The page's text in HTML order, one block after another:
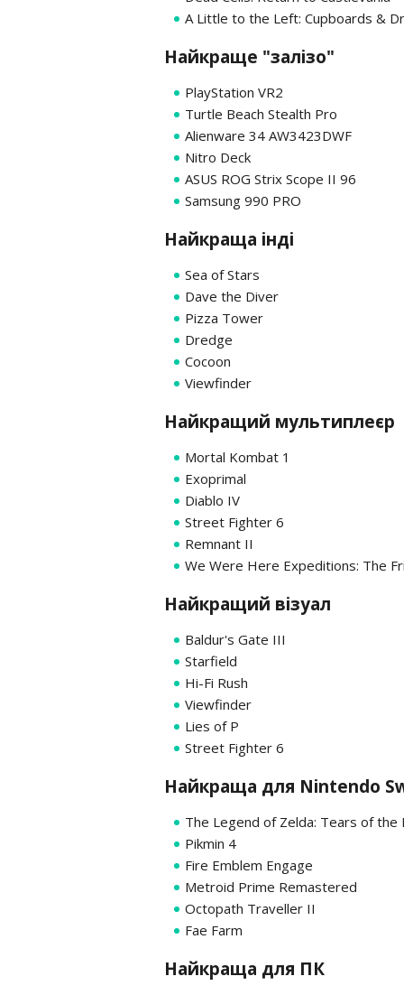
A Little to the Left: Cupboards &
Найкраще "залізо"
PlayStation VR2
Turtle Beach Stealth Pro
Alienware 34 AW3423DWF
Nitro Deck
ASUS ROG Strix Scope II 96
Samsung 990 PRO
Найкраща інді
Sea of Stars
Dave the Diver
Pizza Tower
Dredge
Cocoon
Viewfinder
Найкращий мультиплеєр
Mortal Kombat 1
Exoprimal
Diablo IV
Street Fighter 6
Remnant II
We Were Here Expeditions: The
Найкращий візуал
Baldur's Gate III
Starfield
Hi-Fi Rush
Viewfinder
Lies of P
Street Fighter 6
Найкраща для Nintendo
The Legend of Zelda: Tears of the
Pikmin 4
Fire Emblem Engage
Metroid Prime Remastered
Octopath Traveller II
Fae Farm
Найкраща для ПК